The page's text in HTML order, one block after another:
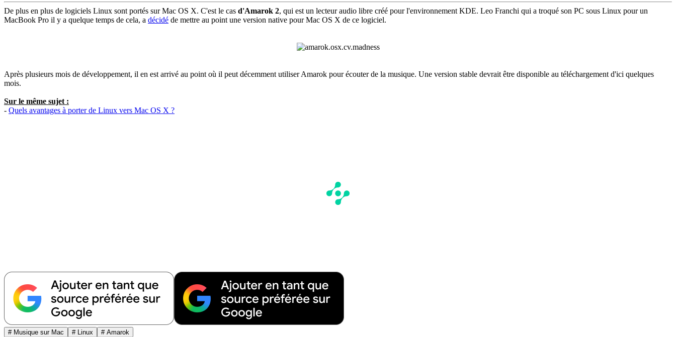
De plus en plus de logiciels Linux sont portés sur Mac OS X. C'est le cas d'Amarok 2, qui est un lecteur audio libre créé pour l'environnement KDE. Leo Franchi qui a troqué son PC sous Linux pour un
MacBook Pro il y a quelque temps de cela, a décidé de mettre au point une version native pour Mac OS X de ce logiciel.
Après plusieurs mois de développement, il en est arrivé au point où il peut décemment utiliser Amarok pour écouter de la musique. Une version stable devrait être disponible au téléchargement d'ici quelques
mois.
Sur le même sujet :
- Quels avantages à porter de Linux vers Mac OS X ?
# Musique sur Mac # Linux # Amarok